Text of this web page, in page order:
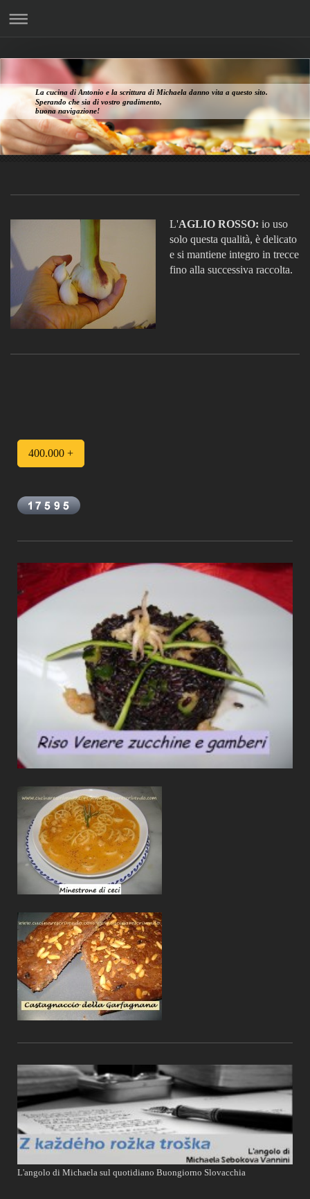
La cucina di Antonio e la scrittura di Michaela danno vita a questo sito.
Sperando che sia di vostro gradimento,
buona navigazione!
L'AGLIO ROSSO: io uso
solo questa qualità, è delicato
e si mantiene integro in trecce
fino alla successiva raccolta.
400.000 +
L'angolo di Michaela sul quotidiano Buongiorno Slovacchia